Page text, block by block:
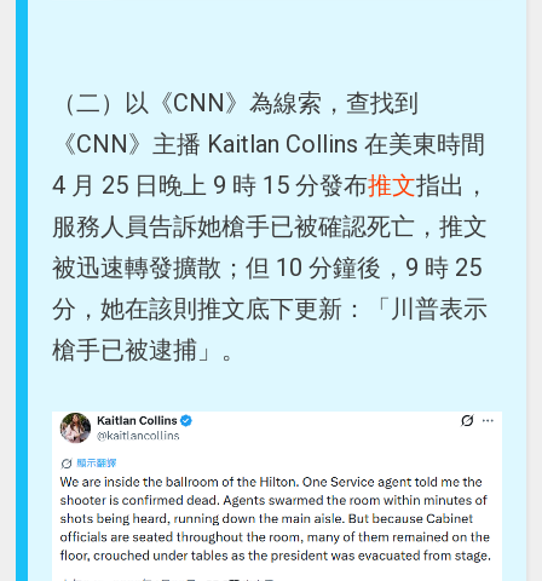
（二）以《CNN》為線索，查找到
《CNN》主播 Kaitlan Collins 在美東時間
4 月 25 日晚上 9 時 15 分發布推文指出，
服務人員告訴她槍手已被確認死亡，推文
被迅速轉發擴散；但 10 分鐘後，9 時 25
分，她在該則推文底下更新：「川普表示
槍手已被逮捕」。